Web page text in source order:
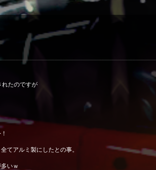
れたのですが
てアルミ製にしたとの事。
いｗ